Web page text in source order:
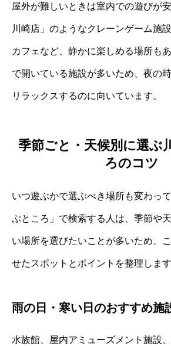
屋外が難しいときは室内での遊びが
川崎店」のようなクレーンゲーム施
カフェなど、静かに楽しめる場所も
で開いている施設が多いため、夜の
リラックスするのに向いています。
季節ごと・天候別に選ぶ
ろのコツ
いつ遊ぶかで選ぶべき場所も変わっ
ぶところ」で検索する人は、季節や
い場所を選びたいことが多いため、
せたスポットとポイントを整理します
雨の日・寒い日のおすすめ施
水族館、屋内アミューズメント施設